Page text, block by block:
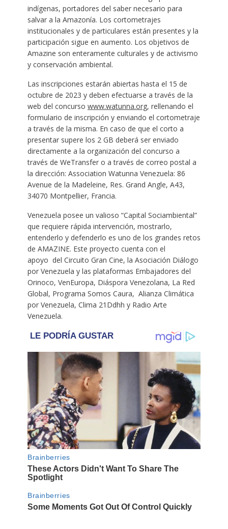
indígenas, portadores del saber necesario para
salvar a la Amazonía. Los cortometrajes
institucionales y de particulares están presentes y la
participación sigue en aumento. Los objetivos de
Amazine son enteramente culturales y de activismo
y conservación ambiental.
Las inscripciones estarán abiertas hasta el 15 de
octubre de 2023 y deben efectuarse a través de la
web del concurso www.watunna.org, rellenando el
formulario de inscripción y enviando el cortometraje
a través de la misma. En caso de que el corto a
presentar supere los 2 GB deberá ser enviado
directamente a la organización del concurso a
través de WeTransfer o a través de correo postal a
la dirección: Association Watunna Venezuela: 86
Avenue de la Madeleine, Res. Grand Angle, A43,
34070 Montpellier, Francia.
Venezuela posee un valioso “Capital Sociambiental”
que requiere rápida intervención, mostrarlo,
entenderlo y defenderlo es uno de los grandes retos
de AMAZINE. Este proyecto cuenta con el
apoyo del Circuito Gran Cine, la Asociación Diálogo
por Venezuela y las plataformas Embajadores del
Orinoco, VenEuropa, Diáspora Venezolana, La Red
Global, Programa Somos Caura, Alianza Climática
por Venezuela, Clima 21Ddhh y Radio Arte
Venezuela.